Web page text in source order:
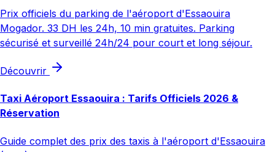
Prix officiels du parking de l'aéroport d'Essaouira
Mogador. 33 DH les 24h, 10 min gratuites. Parking
sécurisé et surveillé 24h/24 pour court et long séjour.
Découvrir
Taxi Aéroport Essaouira : Tarifs Officiels 2026 &
Réservation
Guide complet des prix des taxis à l'aéroport d'Essaouira